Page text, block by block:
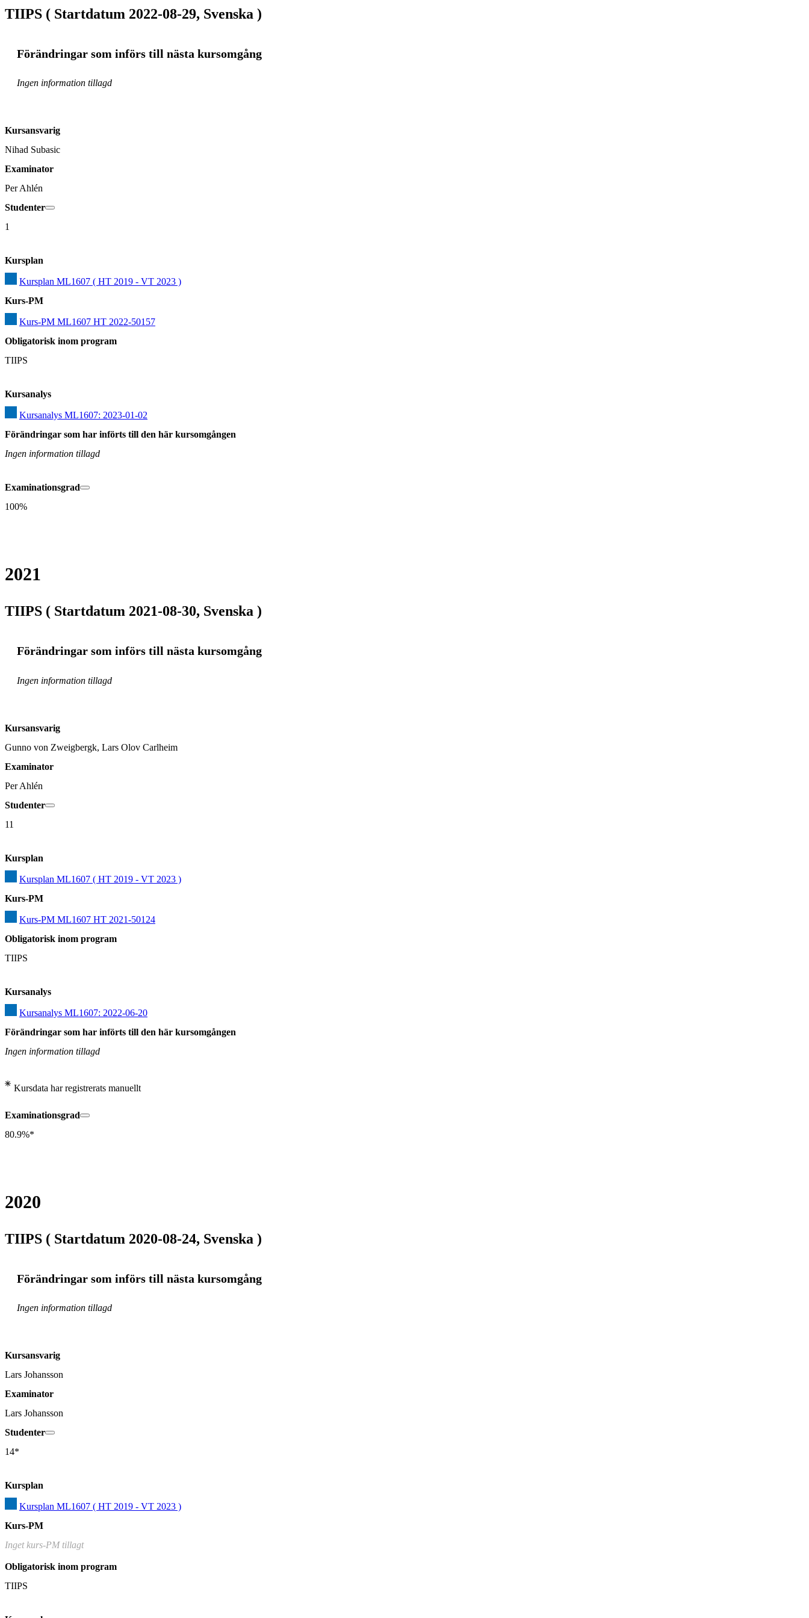
TIIPS ( Startdatum 2022-08-29, Svenska )
Förändringar som införs till nästa kursomgång
Ingen information tillagd
Kursansvarig
Nihad Subasic
Examinator
Per Ahlén
Studenter
1
Kursplan
Kursplan ML1607 ( HT 2019 - VT 2023 )
Kurs-PM
Kurs-PM ML1607 HT 2022-50157
Obligatorisk inom program
TIIPS
Kursanalys
Kursanalys ML1607: 2023-01-02
Förändringar som har införts till den här kursomgången
Ingen information tillagd
Examinationsgrad
100%
2021
TIIPS ( Startdatum 2021-08-30, Svenska )
Förändringar som införs till nästa kursomgång
Ingen information tillagd
Kursansvarig
Gunno von Zweigbergk, Lars Olov Carlheim
Examinator
Per Ahlén
Studenter
11
Kursplan
Kursplan ML1607 ( HT 2019 - VT 2023 )
Kurs-PM
Kurs-PM ML1607 HT 2021-50124
Obligatorisk inom program
TIIPS
Kursanalys
Kursanalys ML1607: 2022-06-20
Förändringar som har införts till den här kursomgången
Ingen information tillagd
Kursdata har registrerats manuellt
Examinationsgrad
80.9%*
2020
TIIPS ( Startdatum 2020-08-24, Svenska )
Förändringar som införs till nästa kursomgång
Ingen information tillagd
Kursansvarig
Lars Johansson
Examinator
Lars Johansson
Studenter
14*
Kursplan
Kursplan ML1607 ( HT 2019 - VT 2023 )
Kurs-PM
Inget kurs-PM tillagt
Obligatorisk inom program
TIIPS